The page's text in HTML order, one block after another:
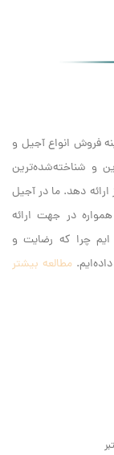
سابقه در زمینه فروش انواع آجیل و
و شناخته‌شده‌ترین
دهد. ما در آجیل
در جهت ارائه
ایم‌ چرا که رضایت و
مطالعه بیشتر